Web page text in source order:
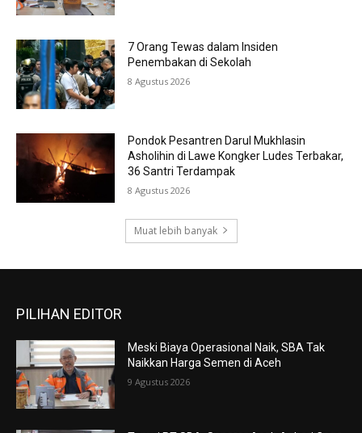
7 Orang Tewas dalam Insiden
Penembakan di Sekolah
8 Agustus 2026
Pondok Pesantren Darul Mukhlasin
Asholihin di Lawe Kongker Ludes Terbakar,
36 Santri Terdampak
8 Agustus 2026
Muat lebih banyak
PILIHAN EDITOR
Meski Biaya Operasional Naik, SBA Tak
Naikkan Harga Semen di Aceh
9 Agustus 2026